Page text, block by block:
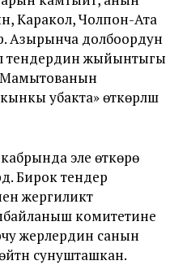
Каракол, Чолпон-Ата
Азырынча долбоордун
тендердин жыйынтыгы
убакта» өткөрүлүшү
эле өткөрө
Бирок тендер
комитетине
жерлердин санын
сунушташкан.